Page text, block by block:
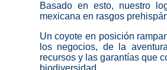
Basado en esto, nuestro
mexicana en rasgos
Un coyote en posición
los negocios, de la
recursos y las garantías que
biodiversidad.